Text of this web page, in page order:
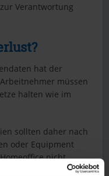
Verantwortung
hat der
müssen
halten wie im
sollten daher nach
oder Equipment
nicht
Hacker machen sich